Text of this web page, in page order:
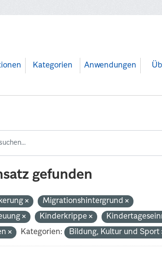
Kategorien Anwendungen
gefunden
Migrationshintergrund
Kinderkrippe
Kategorien: Bildung, Kultur und Sport